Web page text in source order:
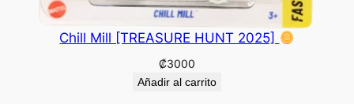
Chill Mill [TREASURE HUNT 2025]
₡3000
Añadir al carrito